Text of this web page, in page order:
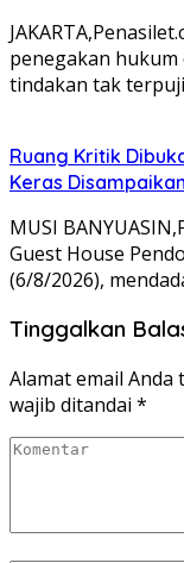
penegakan
tindakan tak
Ruang Kritik
Keras
MUSI
Guest House
(6/8/2026),
Tinggalkan
Alamat email
wajib ditandai *